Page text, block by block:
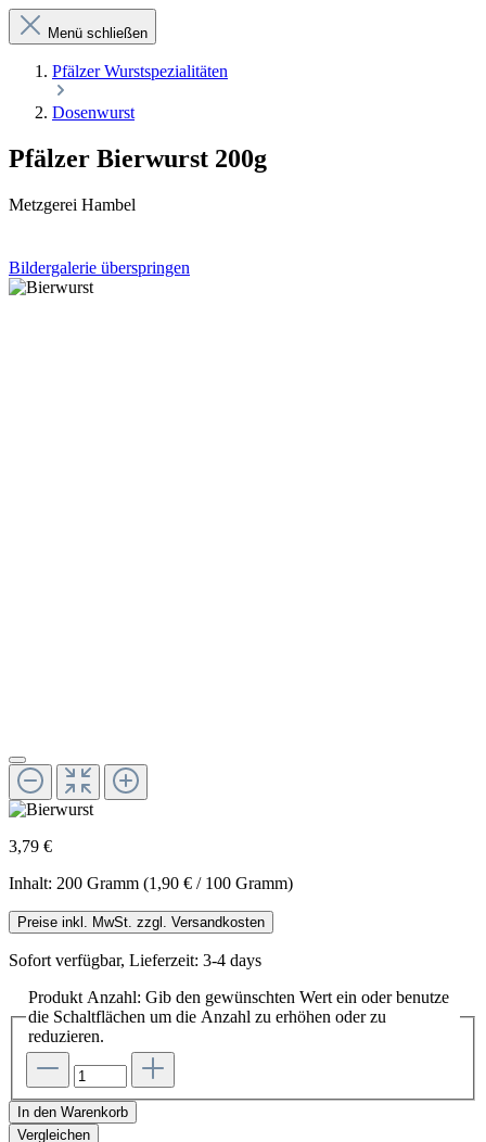
Menü schließen
Pfälzer Wurstspezialitäten
Dosenwurst
Pfälzer Bierwurst 200g
Metzgerei Hambel
Bildergalerie überspringen
3,79 €
Inhalt: 200 Gramm (1,90 € / 100 Gramm)
Preise inkl. MwSt. zzgl. Versandkosten
Sofort verfügbar, Lieferzeit: 3-4 days
Produkt Anzahl: Gib den gewünschten Wert ein oder benutze
die Schaltflächen um die Anzahl zu erhöhen oder zu
reduzieren.
In den Warenkorb
Vergleichen